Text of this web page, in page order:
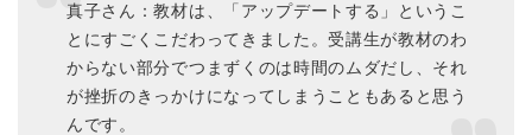
真子さん：教材は、「アップデートする」というこ
とにすごくこだわってきました。受講生が教材のわ
からない部分でつまずくのは時間のムダだし、それ
が挫折のきっかけになってしまうこともあると思う
んです。